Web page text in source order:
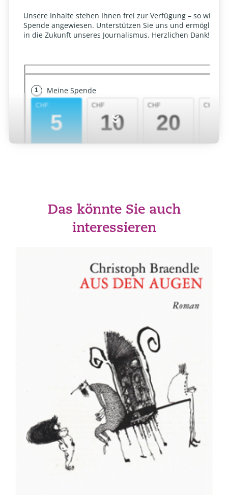
»
Das könnte Sie auch
interessieren